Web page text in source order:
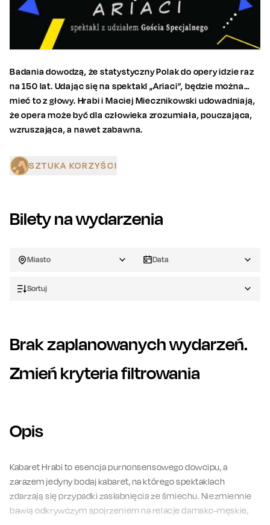
Badania dowodzą, że statystyczny Polak do opery idzie raz
na 150 lat. Udając się na spektakl „Ariaci”, będzie można…
mieć to z głowy. Hrabi i Maciej Miecznikowski udowadniają,
że opera może być dla człowieka zrozumiała, pouczająca,
wzruszająca, a nawet zabawna.
SZTUKA KORZYŚCI
Bilety na wydarzenia
Miasto Data
Sortuj
Brak zaplanowanych wydarzeń.
Zmień kryteria filtrowania
Opis
Kabaret Hrabi to esencja purnonsensowego dowcipu, a
zarazem jedyny bodaj kabaret, na którego spektaklach
zdarzają się przypadki zasłabnięcia ze śmiechu. Niezmiennie
bawią odkrywczym spojrzeniem na relacje damsko-męskie,